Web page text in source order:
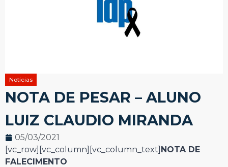
Notícias
NOTA DE PESAR – ALUNO
LUIZ CLAUDIO MIRANDA
05/03/2021
[vc_row][vc_column][vc_column_text] NOTA DE
FALECIMENTO